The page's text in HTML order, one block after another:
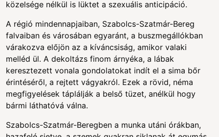
közelsége nélkül is lüktet a szexuális anticipáció.
A régió mindennapjaiban, Szabolcs-Szatmár-Bereg
falvaiban és városában egyaránt, a buszmegállókban
várakozva előjön az a kíváncsiság, amikor valaki
melléd ül. A dekoltázs finom árnyéka, a lábak
keresztezett vonala gondolatokat indít el a sima bőr
érintéséről, a rejtett vágyakról. Ezek a rövid, néma
megfigyelések táplálják a belső tüzet, anélkül hogy
bármi láthatóvá válna.
Szabolcs-Szatmár-Beregben a munka utáni órákban,